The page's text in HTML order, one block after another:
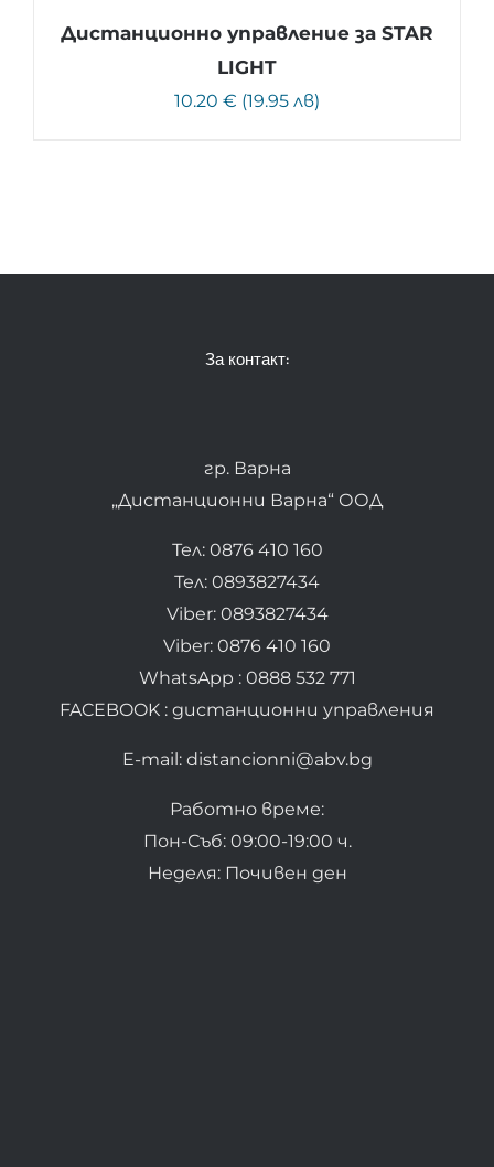
Дистанционно управление за STAR
LIGHT
10.20 € (19.95 лв)
За контакт:
гр. Варна
„Дистанционни Варна“ ООД
Тел: 0876 410 160
Тел: 0893827434
Viber: 0893827434
Viber: 0876 410 160
WhatsApp : 0888 532 771
FACEBOOK : дистанционни управления
E-mail: distancionni@abv.bg
Работно време:
Пон-Съб: 09:00-19:00 ч.
Неделя: Почивен ден